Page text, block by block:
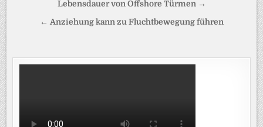
Lebensdauer von Offshore Türmen →
← Anziehung kann zu Fluchtbewegung führen